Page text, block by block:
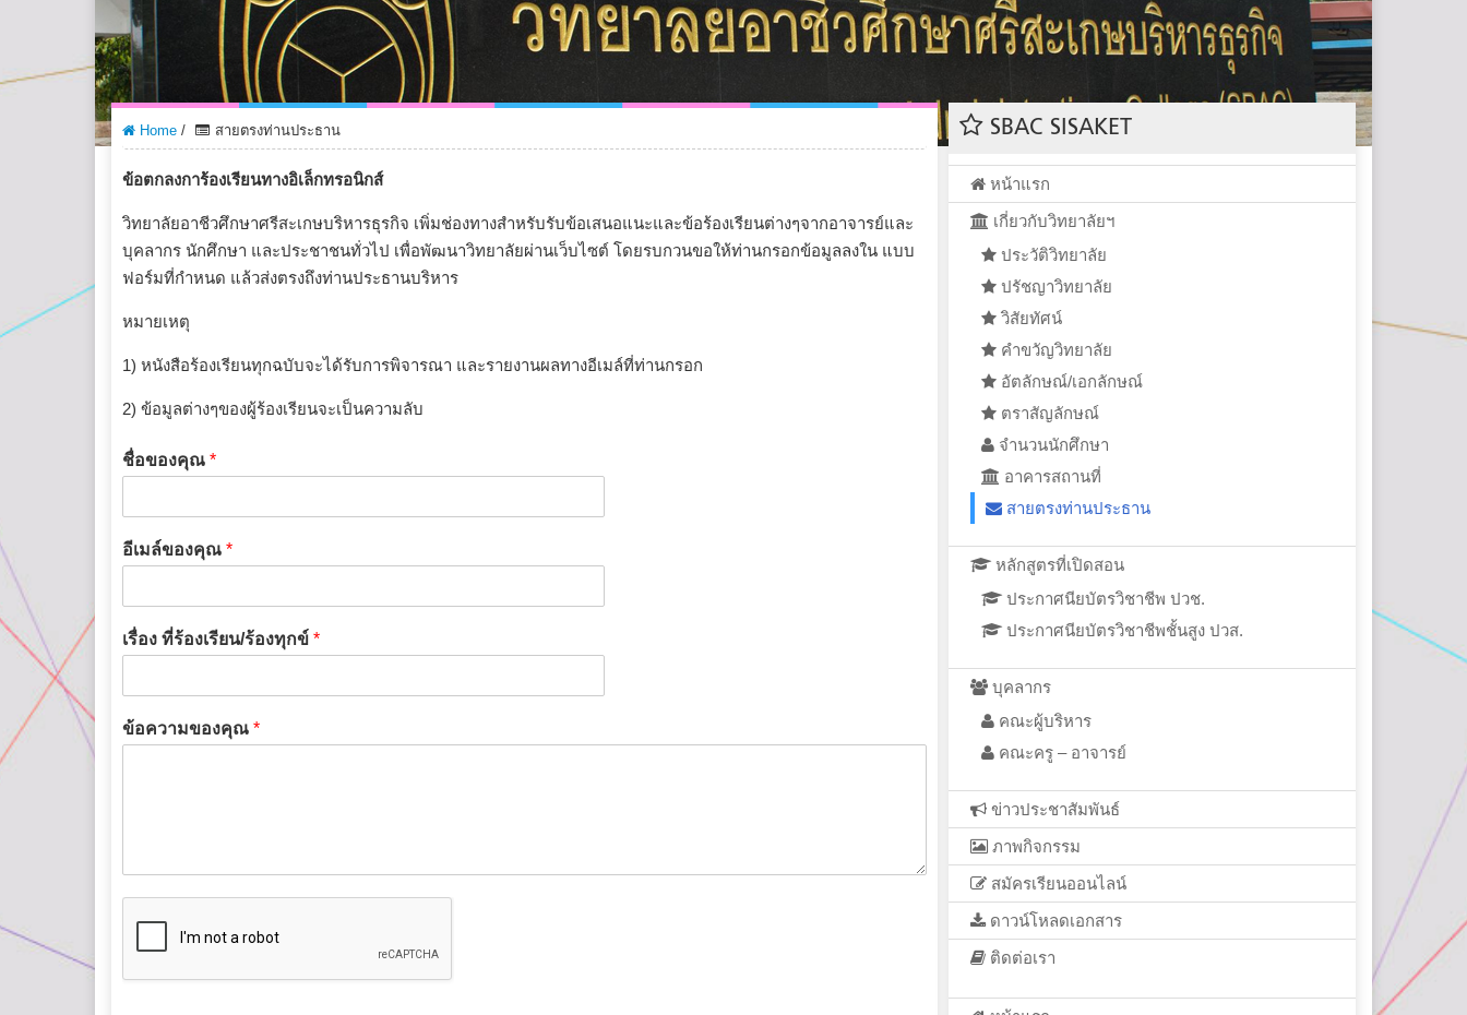
Home / สายตรงท่านประธาน
ข้อตกลงการ้องเรียนทางอิเล็กทรอนิกส์
วิทยาลัยอาชีวศึกษาศรีสะเกษบริหารธุรกิจ เพิ่มช่องทางสำหรับรับข้อเสนอแนะและข้อร้องเรียนต่างๆจากอาจารย์และ
บุคลากร นักศึกษา และประชาชนทั่วไป เพื่อพัฒนาวิทยาลัยผ่านเว็บไซต์ โดยรบกวนขอให้ท่านกรอกข้อมูลลงใน แบบ
ฟอร์มที่กำหนด แล้วส่งตรงถึงท่านประธานบริหาร
หมายเหตุ
1) หนังสือร้องเรียนทุกฉบับจะได้รับการพิจารณา และรายงานผลทางอีเมล์ที่ท่านกรอก
2) ข้อมูลต่างๆของผู้ร้องเรียนจะเป็นความลับ
ชื่อของคุณ *
อีเมล์ของคุณ *
เรื่อง ที่ร้องเรียน/ร้องทุกข์ *
ข้อความของคุณ *
SBAC SISAKET
หน้าแรก
เกี่ยวกับวิทยาลัยฯ
ประวัติวิทยาลัย
ปรัชญาวิทยาลัย
วิสัยทัศน์
คำขวัญวิทยาลัย
อัตลักษณ์/เอกลักษณ์
ตราสัญลักษณ์
จำนวนนักศึกษา
อาคารสถานที่
สายตรงท่านประธาน
หลักสูตรที่เปิดสอน
ประกาศนียบัตรวิชาชีพ ปวช.
ประกาศนียบัตรวิชาชีพชั้นสูง ปวส.
บุคลากร
คณะผู้บริหาร
คณะครู – อาจารย์
ข่าวประชาสัมพันธ์
ภาพกิจกรรม
สมัครเรียนออนไลน์
ดาวน์โหลดเอกสาร
ติดต่อเรา